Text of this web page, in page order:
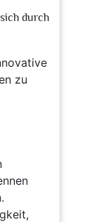
durch
zu